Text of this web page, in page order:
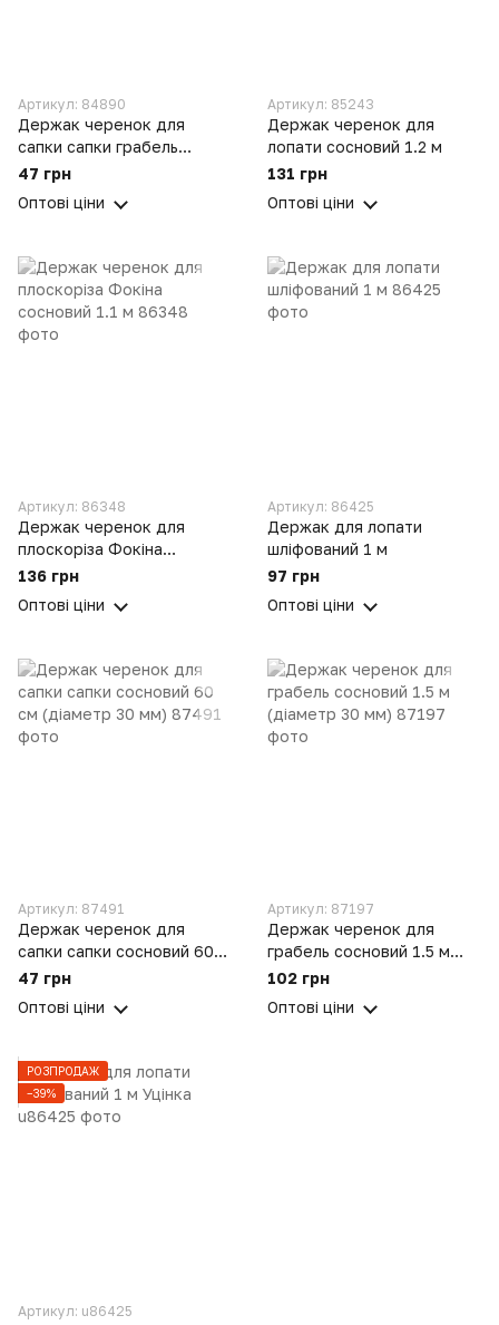
Артикул: 84890
Держак черенок для
сапки сапки грабель
сосновий 50 см (діаметр
47 грн
Оптові ціни
Артикул: 85243
Держак черенок для
лопати сосновий 1.2 м
131 грн
Оптові ціни
Артикул: 86348
Держак черенок для
плоскоріза Фокіна
сосновий 1.1 м
136 грн
Оптові ціни
Артикул: 86425
Держак для лопати
шліфований 1 м
97 грн
Оптові ціни
Артикул: 87491
Держак черенок для
сапки сапки сосновий 60
см (діаметр 30 мм)
47 грн
Оптові ціни
Артикул: 87197
Держак черенок для
грабель сосновий 1.5 м
(діаметр 30 мм)
102 грн
Оптові ціни
РОЗПРОДАЖ
−39%
Артикул: u86425